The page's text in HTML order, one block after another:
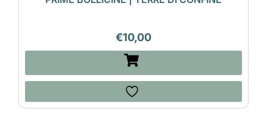
€10,00